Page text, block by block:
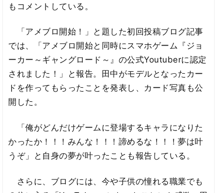
もコメントしている。
「アメブロ開始！」と題した初回投稿ブログ記事
では、「アメブロ開始と同時にスマホゲーム『ジョ
ーカー～ギャングロード～』の公式Youtuberに認定
されました！」と報告。田中がモデルとなったカー
ドを作ってもらったことを発表し、カード写真も公
開した。
「俺がどんだけゲームに登場するキャラになりた
かったか！！！みんな！！！諦めるな！！！夢は叶
うぞ」と自身の夢が叶ったことも報告している。
さらに、ブログには、今や子供の憧れる職業でも